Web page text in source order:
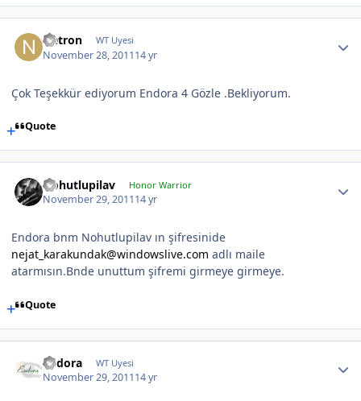
Netron WT Uyesi
November 28, 201114 yr
Çok Teşekkür ediyorum Endora 4 Gözle .Bekliyorum.
Quote
Nohutlupilav Honor Warrior
November 29, 201114 yr
Endora bnm Nohutlupilav ın şifresinide
nejat_karakundak@windowslive.com adlı maile
atarmısın.Bnde unuttum şifremi girmeye girmeye.
Quote
Endora WT Uyesi
November 29, 201114 yr